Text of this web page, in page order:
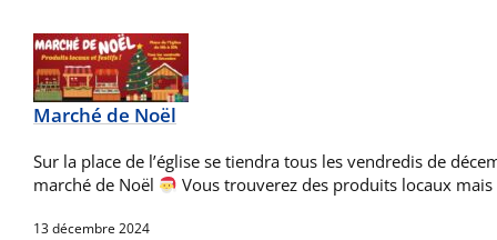
Marché de Noël
Sur la place de l’église se tiendra tous les vendredis de
marché de Noël
Vous trouverez des produits locaux
13 décembre 2024